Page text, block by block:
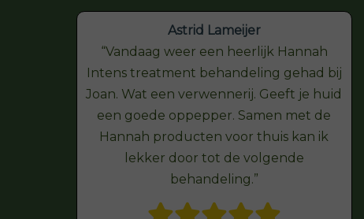
Astrid Lameijer
Vandaag weer een heerlijk Hannah
Intens treatment behandeling gehad bij
Joan. Wat een verwennerij. Geeft je huid
een goede oppepper. Samen met de
Hannah producten voor thuis kan ik
lekker door tot de volgende
behandeling.